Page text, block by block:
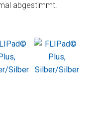
abgestimmt.